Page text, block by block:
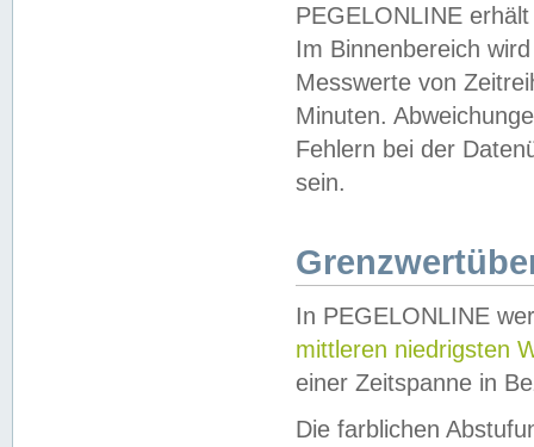
PEGELONLINE
Im Binnenbereich
Messwerte von
Minuten.
Fehlern bei der
sein.
In PEGELONLINE
mittleren niedrigsten
einer Zeitspanne in
Die farblichen